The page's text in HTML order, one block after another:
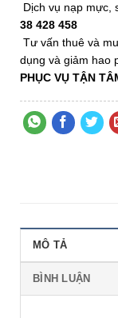
Dịch vụ nạp mực,
38 428 458
Tư vấn thuê và
dụng và giảm hao
PHỤC VỤ TẬN
MÔ TẢ
BÌNH LUẬN